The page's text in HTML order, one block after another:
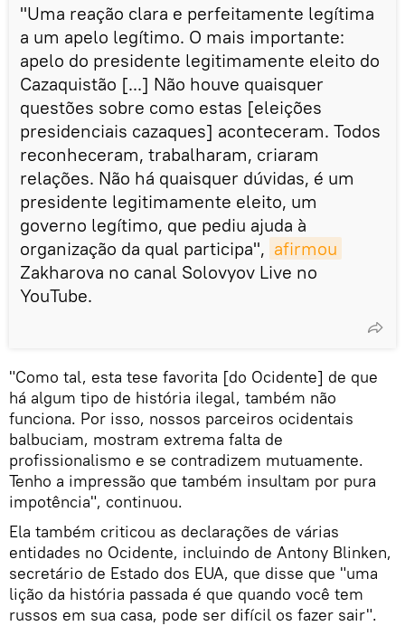
"Uma reação clara e perfeitamente legítima
a um apelo legítimo. O mais importante:
apelo do presidente legitimamente eleito do
Cazaquistão [...] Não houve quaisquer
questões sobre como estas [eleições
presidenciais cazaques] aconteceram. Todos
reconheceram, trabalharam, criaram
relações. Não há quaisquer dúvidas, é um
presidente legitimamente eleito, um
governo legítimo, que pediu ajuda à
organização da qual participa", afirmou
Zakharova no canal Solovyov Live no
YouTube.
"Como tal, esta tese favorita [do Ocidente] de que
há algum tipo de história ilegal, também não
funciona. Por isso, nossos parceiros ocidentais
balbuciam, mostram extrema falta de
profissionalismo e se contradizem mutuamente.
Tenho a impressão que também insultam por pura
impotência", continuou.
Ela também criticou as declarações de várias
entidades no Ocidente, incluindo de Antony Blinken,
secretário de Estado dos EUA, que disse que "uma
lição da história passada é que quando você tem
russos em sua casa, pode ser difícil os fazer sair".